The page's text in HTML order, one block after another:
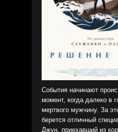
События начинают
момент, когда далеко в
мертвого мужчину. За
берется отличный
Джун, приехавший из